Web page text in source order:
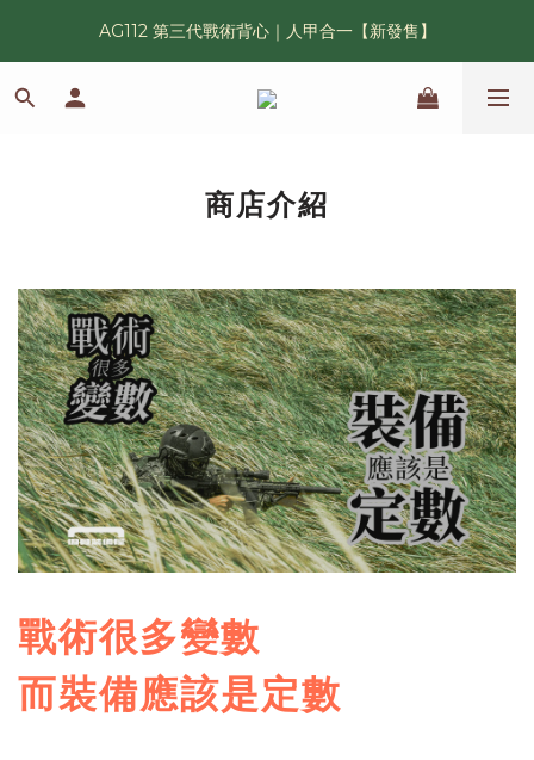
漢光42 傲骨紀念臂章｜滿 6500 贈送一片！
AG112 第三代戰術背心｜人甲合一【新發售】
鯊魚鰭圓邊帽｜高透氣、會呼吸的戰術奔尼帽
商店介紹
戰術很多變數
而裝備應該是定數